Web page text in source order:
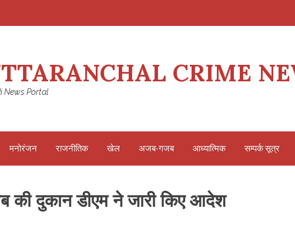
CRIME
News Portal
मनोरंजन राजनीतिक खेल अजब-गजब आध्यात्मिक सम्पर्क सूत्र
की दुकान डीएम ने जारी किए आदेश